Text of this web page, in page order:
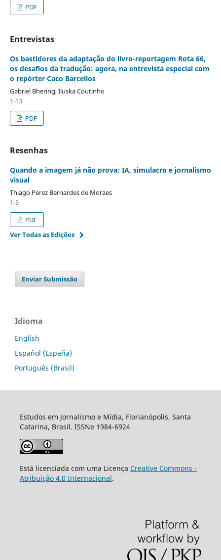
PDF
Entrevistas
Os bastidores da adaptação do livro-reportagem Rota 66,
os desafios da tradução: agora, na entrevista especial com
o repórter Caco Barcellos
Gabriel Bhering, Iluska Coutinho
1-13
PDF
Resenhas
Quando a imagem já não prova: IA, simulacro e jornalismo
visual
Thiago Perez Bernardes de Moraes
1-5
PDF
Ver Todas as Edições
Enviar Submissão
Idioma
English
Español (España)
Português (Brasil)
Estudos em Jornalismo e Mídia, Florianópolis, Santa
Catarina, Brasil. ISSNe 1984-6924
Está licenciada com uma Licença Creative Commons -
Atribuição 4.0 Internacional.